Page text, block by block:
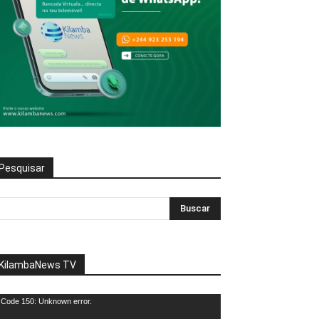
TV
Code 150: Unknown error.